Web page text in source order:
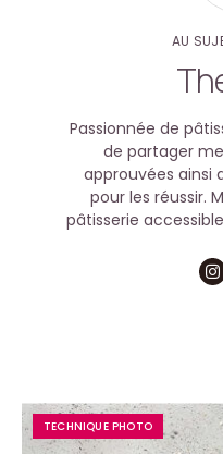
AU
Passionnée de
de partager
approuvées ainsi
pour les réussir.
pâtisserie
TECHNIQUE PHOTO